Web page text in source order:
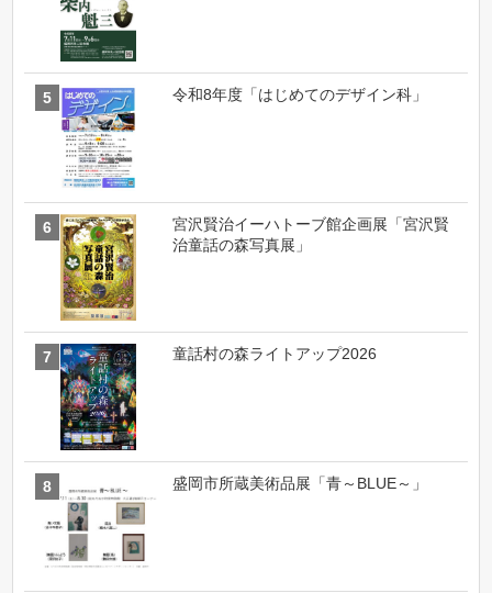
令和8年度「はじめてのデザイン科」
宮沢賢治イーハトーブ館企画展「宮沢賢
治童話の森写真展」
童話村の森ライトアップ2026
盛岡市所蔵美術品展「青～BLUE～」